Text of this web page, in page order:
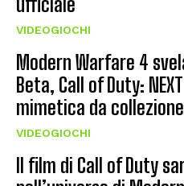
VIDEOGIOCHI
Modern Warfare 4
Beta, Call of Duty:
mimetica da collezione
VIDEOGIOCHI
Il film di Call of Duty